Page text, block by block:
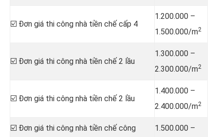
☑️ Đơn giá thi công nhà tiền chế cấp 4
1.200.000 –
1.500.000/m2
☑️ Đơn giá thi công nhà tiền chế 2 lầu
1.300.000 –
2.300.000/m2
☑️ Đơn giá thi công nhà tiền chế 2 lầu
1.400.000 –
2.400.000/m2
☑️ Đơn giá thi công nhà tiền chế công
1.500.000 –